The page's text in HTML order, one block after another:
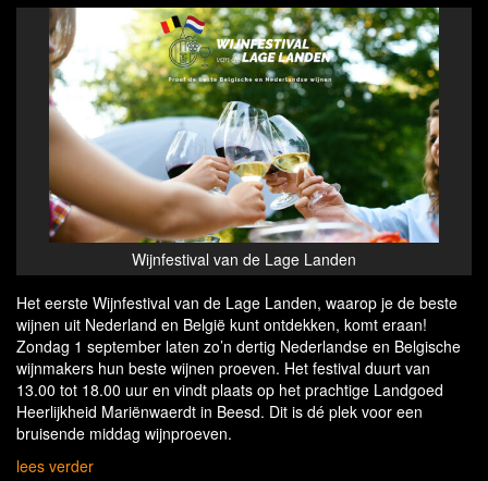
Wijnfestival van de Lage Landen
Het eerste Wijnfestival van de Lage Landen, waarop je de beste
wijnen uit Nederland en België kunt ontdekken, komt eraan!
Zondag 1 september laten zo’n dertig Nederlandse en Belgische
wijnmakers hun beste wijnen proeven. Het festival duurt van
13.00 tot 18.00 uur en vindt plaats op het prachtige Landgoed
Heerlijkheid Mariënwaerdt in Beesd. Dit is dé plek voor een
bruisende middag wijnproeven.
lees verder